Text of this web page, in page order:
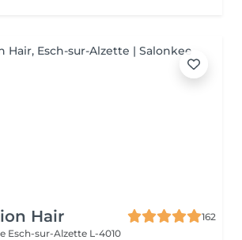
Hair
162
Esch-sur-Alzette L-4010